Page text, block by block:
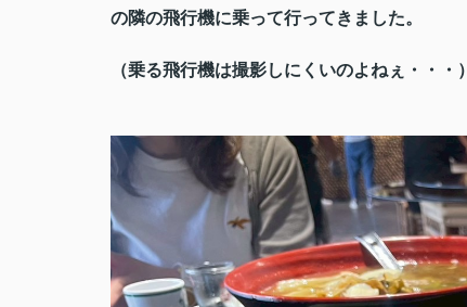
の隣の飛行機に乗って行ってきました。
（乗る飛行機は撮影しにくいのよねぇ・・・）